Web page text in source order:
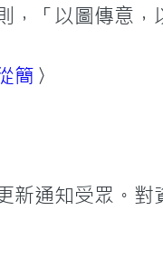
，「以圖傳意
簡 〉
新通知受眾。